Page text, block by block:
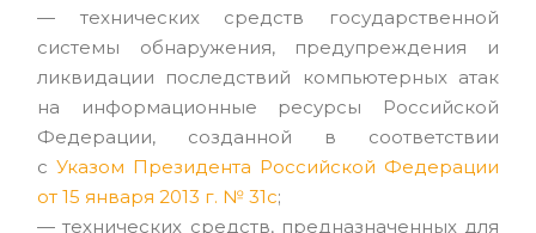
— технических средств государственной
системы обнаружения, предупреждения и
ликвидации последствий компьютерных атак
на информационные ресурсы Российской
Федерации, созданной в соответствии
с Указом Президента Российской Федерации
от 15 января 2013 г. № 31с;
— технических средств, предназначенных для